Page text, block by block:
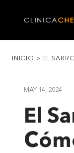
INICIO > EL
MAY 14, 2024
El